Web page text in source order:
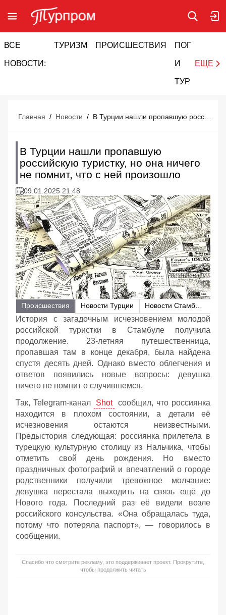
ВСЕ
НОВОСТИ:
ТУРИЗМ ПРОИСШЕСТВИЯ ПОГОДА
И
ТУРИЗМ
ЕЩЕ
Главная / Новости /
В Турции нашли пропавшую
российскую туристку, но она ничего
не помнит, что с ней произошло
09.01.2025 21:48
Происшествия Новости Турции
История с загадочным исчезновением молодой
российской туристки в Стамбуле получила
продолжение. 23-летняя путешественница,
пропавшая там в конце декабря, была найдена
спустя десять дней. Однако вместо облегчения и
ответов появились новые вопросы: девушка
ничего не помнит о случившемся.
Так, Telegram-канал
Shot
сообщил, что россиянка
находится в плохом состоянии, а детали её
исчезновения остаются неизвестными.
Предыстория следующая: россиянка прилетела в
турецкую культурную столицу из Нальчика, чтобы
отметить свой день рождения. Но вместо
праздничных фотографий и впечатлений о городе
родственники получили тревожное молчание:
девушка перестала выходить на связь ещё до
Нового года. Последний раз её видели возле
российского консульства. «Она обращалась туда,
потому что потеряла паспорт», — говорилось в
сообщении.
Спасибо что смотрите рекламу, это поддерживает проект. Прокрутите,
чтобы продолжить читать